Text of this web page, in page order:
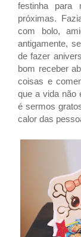
festinha para
próximas.
com bolo,
antigamente,
de fazer
bom receber
coisas e
que a vida não
é sermos
calor das